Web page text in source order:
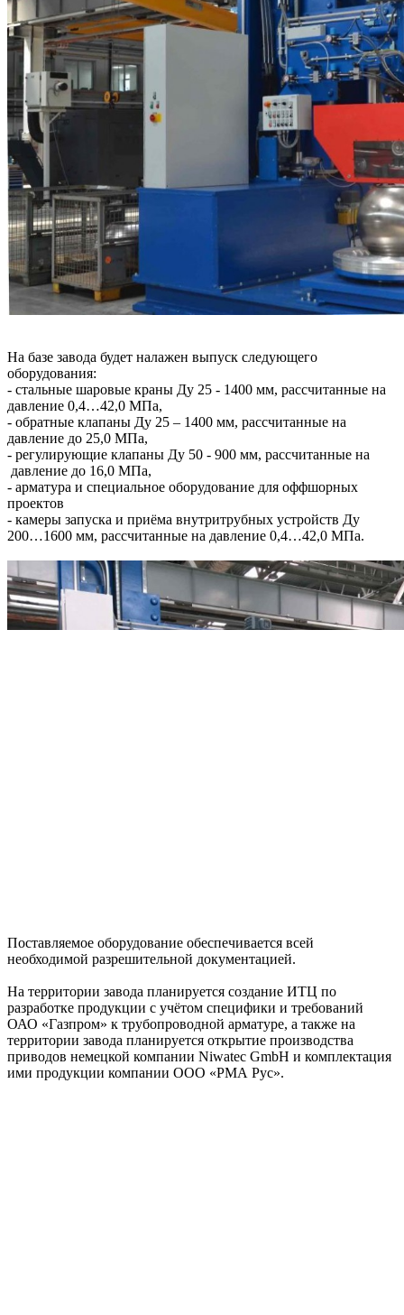
На базе завода будет налажен выпуск следующего
оборудования:
- стальные шаровые краны Ду 25 - 1400 мм, рассчитанные на
давление 0,4…42,0 МПа,
- обратные клапаны Ду 25 – 1400 мм, рассчитанные на
давление до 25,0 МПа,
- регулирующие клапаны Ду 50 - 900 мм, рассчитанные на
давление до 16,0 МПа,
- арматура и специальное оборудование для оффшорных
проектов
- камеры запуска и приёма внутритрубных устройств Ду
200…1600 мм, рассчитанные на давление 0,4…42,0 МПа.
Поставляемое оборудование обеспечивается всей
необходимой разрешительной документацией.
На территории завода планируется создание ИТЦ по
разработке продукции с учётом специфики и требований
ОАО «Газпром» к трубопроводной арматуре, а также на
территории завода планируется открытие производства
приводов немецкой компании Niwatec GmbH и комплектация
ими продукции компании ООО «РМА Рус».